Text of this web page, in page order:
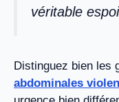
véritable
Distinguez bien les
abdominales